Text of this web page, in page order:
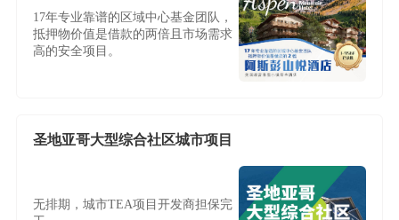
17年专业靠谱的区域中心基金团队，
抵押物价值是借款的两倍且市场需求
高的安全项目。
圣地亚哥大型综合社区城市项目
无排期，城市TEA项目开发商担保完